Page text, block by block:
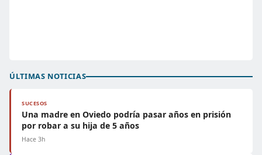
ÚLTIMAS NOTICIAS
SUCESOS
Una madre en Oviedo podría pasar años en prisión
por robar a su hija de 5 años
Hace 3h